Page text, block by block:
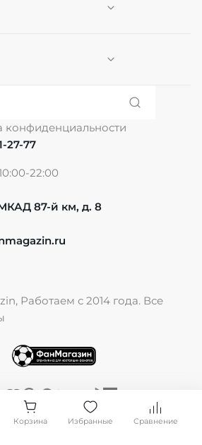
конфиденциальности
27-77
22:00
87-й км, д. 8
Работаем с 2014 года. Все
Корзина Избранные Сравнение